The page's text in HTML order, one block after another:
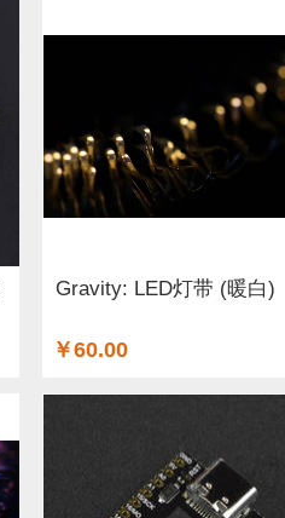
Gravity: LED灯带 (暖白)
￥60.00